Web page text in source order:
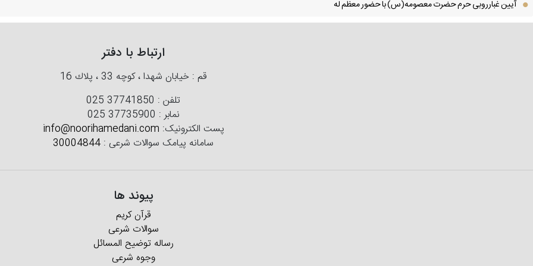
آیین غبارروبی حرم حضرت معصومه(س) با حضور معظم له
ارتباط با دفتر
قم : خیابان شهدا ، كوچه 33 ، پلاك 16
تلفن : 025 37741850
نمابر : 025 37735900
پست الکترونیک: info@noorihamedani.com
سامانه پیامک سوالات شرعی : 30004844
پیوند ها
قرآن کریم
سوالات شرعی
رساله توضیح المسائل
وجوه شرعی